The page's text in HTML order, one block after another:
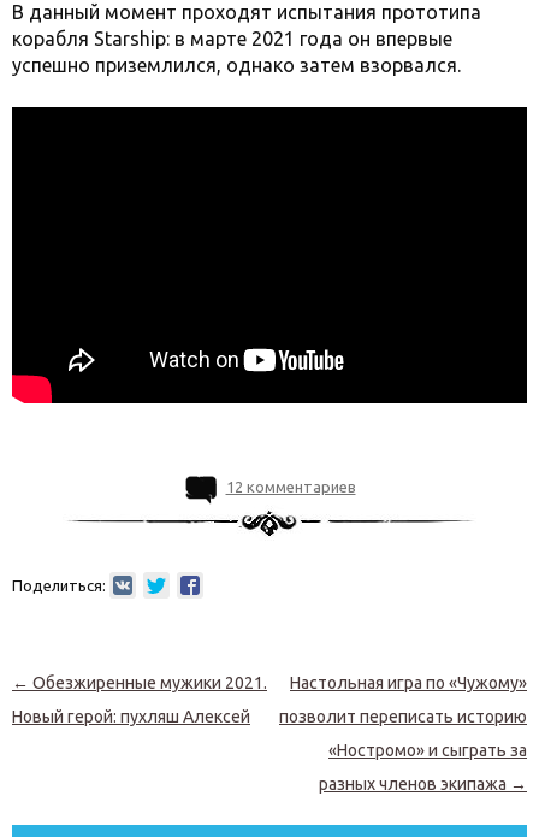
В данный момент проходят испытания прототипа
корабля Starship: в марте 2021 года он впервые
успешно приземлился, однако затем взорвался.
12 комментариев
Поделиться:
Навигация по записям
← Обезжиренные мужики 2021.
Новый герой: пухляш Алексей
Настольная игра по «Чужому»
позволит переписать историю
«Ностромо» и сыграть за
разных членов экипажа →